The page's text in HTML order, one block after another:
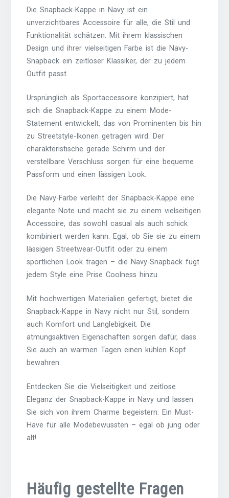
Die Snapback-Kappe in Navy ist ein
unverzichtbares Accessoire für alle, die Stil und
Funktionalität schätzen. Mit ihrem klassischen
Design und ihrer vielseitigen Farbe ist die Navy-
Snapback ein zeitloser Klassiker, der zu jedem
Outfit passt.
Ursprünglich als Sportaccessoire konzipiert, hat
sich die Snapback-Kappe zu einem Mode-
Statement entwickelt, das von Prominenten bis hin
zu Streetstyle-Ikonen getragen wird. Der
charakteristische gerade Schirm und der
verstellbare Verschluss sorgen für eine bequeme
Passform und einen lässigen Look.
Die Navy-Farbe verleiht der Snapback-Kappe eine
elegante Note und macht sie zu einem vielseitigen
Accessoire, das sowohl casual als auch schick
kombiniert werden kann. Egal, ob Sie sie zu einem
lässigen Streetwear-Outfit oder zu einem
sportlichen Look tragen – die Navy-Snapback fügt
jedem Style eine Prise Coolness hinzu.
Mit hochwertigen Materialien gefertigt, bietet die
Snapback-Kappe in Navy nicht nur Stil, sondern
auch Komfort und Langlebigkeit. Die
atmungsaktiven Eigenschaften sorgen dafür, dass
Sie auch an warmen Tagen einen kühlen Kopf
bewahren.
Entdecken Sie die Vielseitigkeit und zeitlose
Eleganz der Snapback-Kappe in Navy und lassen
Sie sich von ihrem Charme begeistern. Ein Must-
Have für alle Modebewussten – egal ob jung oder
alt!
Häufig gestellte Fragen